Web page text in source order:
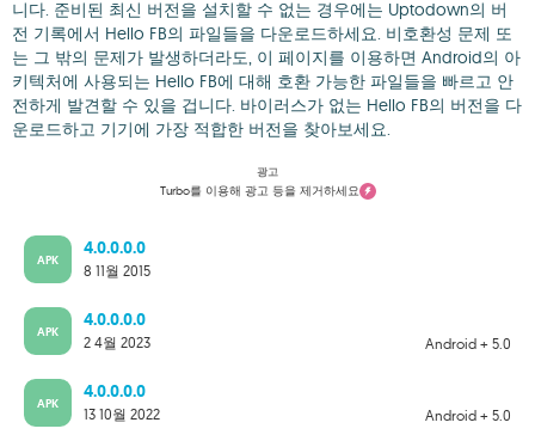
니다. 준비된 최신 버전을 설치할 수 없는 경우에는 Uptodown의 버
전 기록에서 Hello FB의 파일들을 다운로드하세요. 비호환성 문제 또
는 그 밖의 문제가 발생하더라도, 이 페이지를 이용하면 Android의 아
키텍처에 사용되는 Hello FB에 대해 호환 가능한 파일들을 빠르고 안
전하게 발견할 수 있을 겁니다. 바이러스가 없는 Hello FB의 버전을 다
운로드하고 기기에 가장 적합한 버전을 찾아보세요.
광고
Turbo를 이용해 광고 등을 제거하세요
APK
4.0.0.0.0
8 11월 2015
APK
4.0.0.0.0
Android + 5.0
2 4월 2023
APK
4.0.0.0.0
Android + 5.0
13 10월 2022